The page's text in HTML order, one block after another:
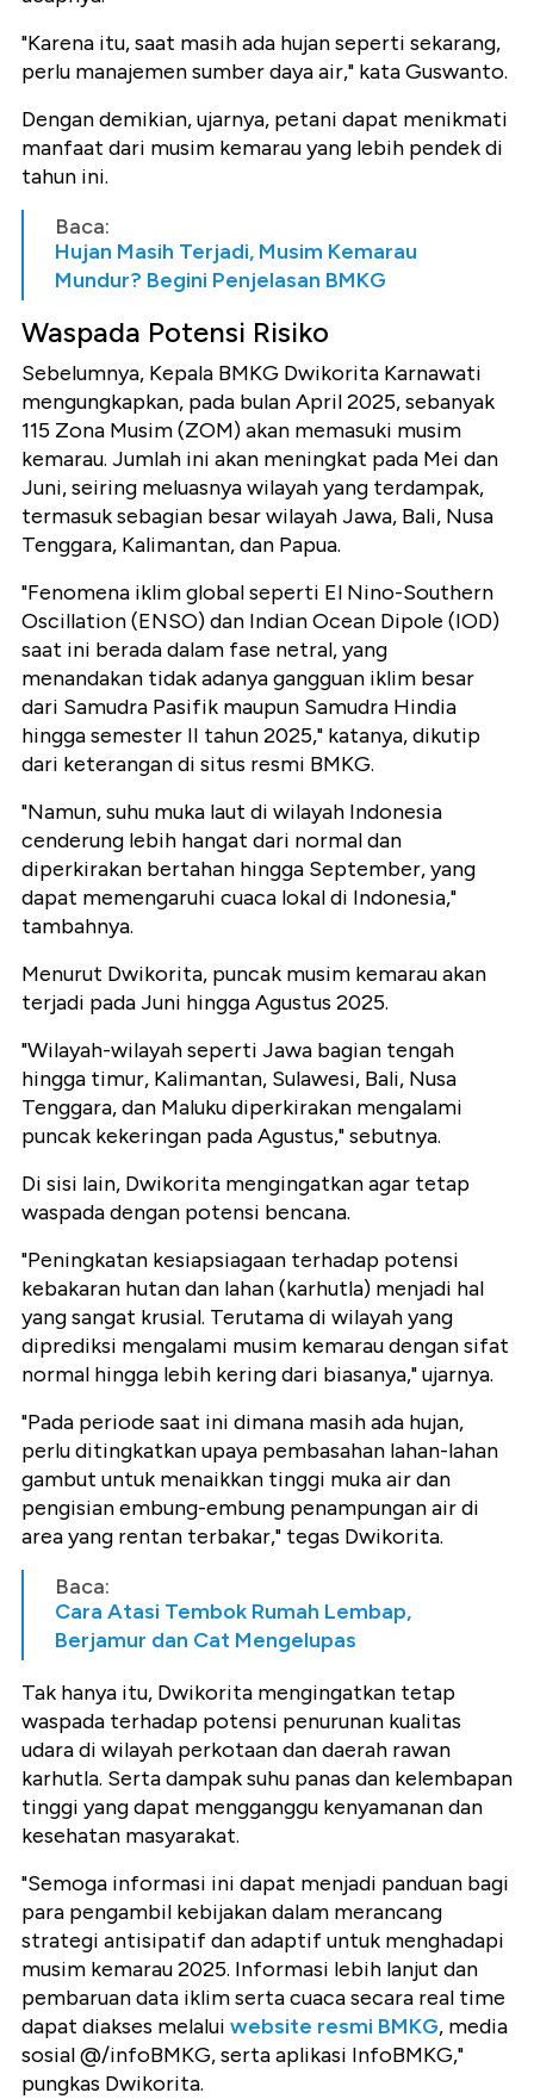
"Karena itu, saat masih ada hujan seperti sekarang,
perlu manajemen sumber daya air," kata Guswanto.
Dengan demikian, ujarnya, petani dapat menikmati
manfaat dari musim kemarau yang lebih pendek di
tahun ini.
Baca:
Hujan Masih Terjadi, Musim Kemarau
Mundur? Begini Penjelasan BMKG
Waspada Potensi Risiko
Sebelumnya, Kepala BMKG Dwikorita Karnawati
mengungkapkan, pada bulan April 2025, sebanyak
115 Zona Musim (ZOM) akan memasuki musim
kemarau. Jumlah ini akan meningkat pada Mei dan
Juni, seiring meluasnya wilayah yang terdampak,
termasuk sebagian besar wilayah Jawa, Bali, Nusa
Tenggara, Kalimantan, dan Papua.
"Fenomena iklim global seperti El Nino-Southern
Oscillation (ENSO) dan Indian Ocean Dipole (IOD)
saat ini berada dalam fase netral, yang
menandakan tidak adanya gangguan iklim besar
dari Samudra Pasifik maupun Samudra Hindia
hingga semester II tahun 2025," katanya, dikutip
dari keterangan di situs resmi BMKG.
"Namun, suhu muka laut di wilayah Indonesia
cenderung lebih hangat dari normal dan
diperkirakan bertahan hingga September, yang
dapat memengaruhi cuaca lokal di Indonesia,"
tambahnya.
Menurut Dwikorita, puncak musim kemarau akan
terjadi pada Juni hingga Agustus 2025.
"Wilayah-wilayah seperti Jawa bagian tengah
hingga timur, Kalimantan, Sulawesi, Bali, Nusa
Tenggara, dan Maluku diperkirakan mengalami
puncak kekeringan pada Agustus," sebutnya.
Di sisi lain, Dwikorita mengingatkan agar tetap
waspada dengan potensi bencana.
"Peningkatan kesiapsiagaan terhadap potensi
kebakaran hutan dan lahan (karhutla) menjadi hal
yang sangat krusial. Terutama di wilayah yang
diprediksi mengalami musim kemarau dengan sifat
normal hingga lebih kering dari biasanya," ujarnya.
"Pada periode saat ini dimana masih ada hujan,
perlu ditingkatkan upaya pembasahan lahan-lahan
gambut untuk menaikkan tinggi muka air dan
pengisian embung-embung penampungan air di
area yang rentan terbakar," tegas Dwikorita.
Baca:
Cara Atasi Tembok Rumah Lembap,
Berjamur dan Cat Mengelupas
Tak hanya itu, Dwikorita mengingatkan tetap
waspada terhadap potensi penurunan kualitas
udara di wilayah perkotaan dan daerah rawan
karhutla. Serta dampak suhu panas dan kelembapan
tinggi yang dapat mengganggu kenyamanan dan
kesehatan masyarakat.
"Semoga informasi ini dapat menjadi panduan bagi
para pengambil kebijakan dalam merancang
strategi antisipatif dan adaptif untuk menghadapi
musim kemarau 2025. Informasi lebih lanjut dan
pembaruan data iklim serta cuaca secara real time
dapat diakses melalui website resmi BMKG, media
sosial @/infoBMKG, serta aplikasi InfoBMKG,"
pungkas Dwikorita.